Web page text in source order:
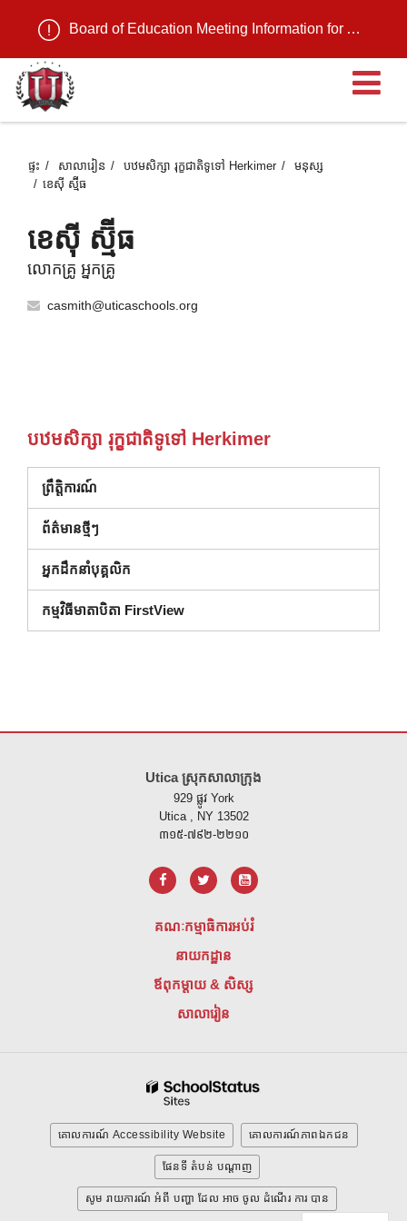
Board of Education Meeting Information for August 11, 2026
ប
ផ្ទះ សាលារៀន បឋមសិក្សា រុក្ខជាតិទូទៅ Herkimer
មនុស្ស
ខេស៊ី ស្ម៊ីធ
ខេស៊ី ស្ម៊ីធ
លោកគ្រូ អ្នកគ្រូ
casmith@uticaschools.org
បឋមសិក្សា រុក្ខជាតិទូទៅ Herkimer
ព្រឹត្តិការណ៍
ព័ត៌មានថ្មីៗ
អ្នកដឹកនាំបុគ្គលិក
កម្មវិធីមាតាបិតា FirstView
Utica ស្រុកសាលាក្រុង
929 ផ្លូវ York
Utica , NY 13502
៣១៥-៧៩២-២២១០
គណៈកម្មាធិការអប់រំ
នាយកដ្ឋាន
ឪពុកម្តាយ & សិស្ស
សាលារៀន
គោលការណ៍ Accessibility Website គោលការណ៍ភាពឯកជន
ផែនទី តំបន់ បណ្ដាញ
សូម រាយការណ៍ អំពី បញ្ហា ដែល អាច ចូល ដំណើរ ការ បាន